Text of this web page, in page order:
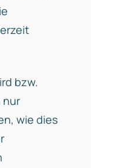
bzw.
nur
wie dies